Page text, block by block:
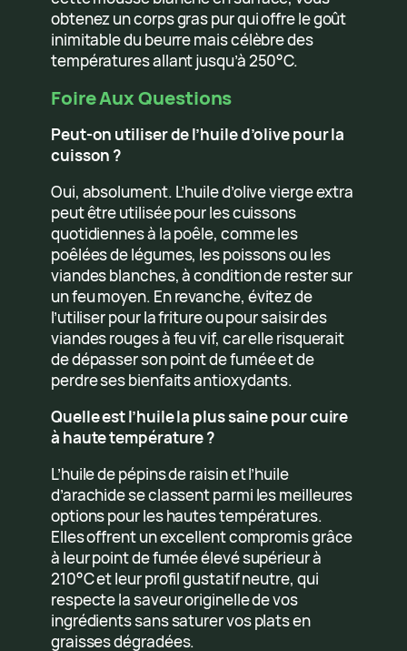
obtenez un corps gras pur qui offre le goût
inimitable du beurre mais célèbre des
températures allant jusqu’à 250°C.
Foire Aux Questions
Peut-on utiliser de l’huile d’olive pour la
cuisson ?
Oui, absolument. L’huile d’olive vierge extra
peut être utilisée pour les cuissons
quotidiennes à la poêle, comme les
poêlées de légumes, les poissons ou les
viandes blanches, à condition de rester sur
un feu moyen. En revanche, évitez de
l’utiliser pour la friture ou pour saisir des
viandes rouges à feu vif, car elle risquerait
de dépasser son point de fumée et de
perdre ses bienfaits antioxydants.
Quelle est l’huile la plus saine pour cuire
à haute température ?
L’huile de pépins de raisin et l’huile
d’arachide se classent parmi les meilleures
options pour les hautes températures.
Elles offrent un excellent compromis grâce
à leur point de fumée élevé supérieur à
210°C et leur profil gustatif neutre, qui
respecte la saveur originelle de vos
ingrédients sans saturer vos plats en
graisses dégradées.